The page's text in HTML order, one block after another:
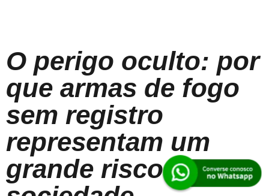
O perigo oculto: por
que armas de fogo
sem registro
representam um
grande risco para a